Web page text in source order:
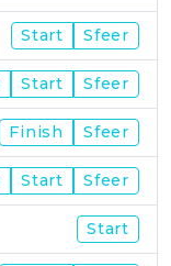
Start Sfeer
Start Sfeer
Finish Sfeer
Start Sfeer
Start